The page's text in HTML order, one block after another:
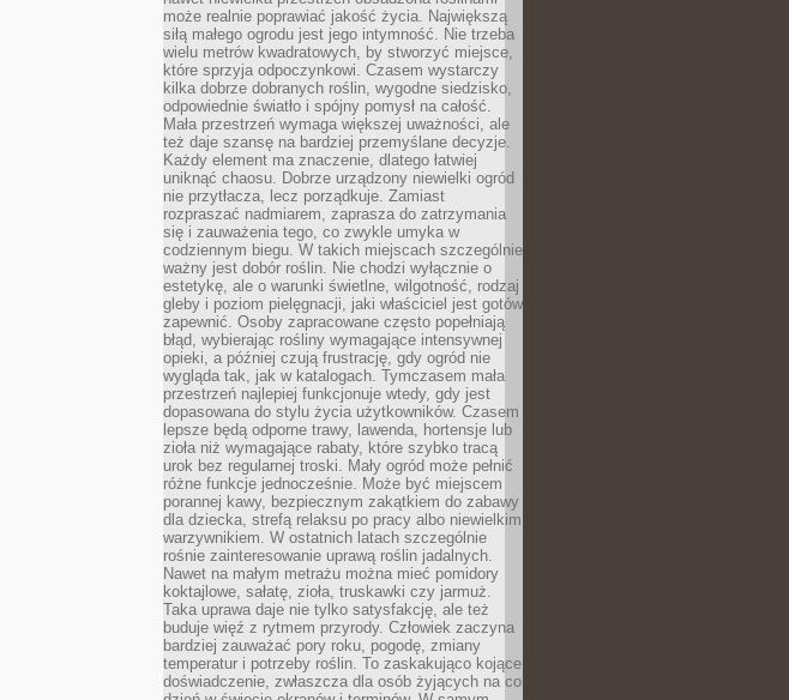
może realnie poprawiać jakość życia. Największą
siłą małego ogrodu jest jego intymność. Nie trzeba
wielu metrów kwadratowych, by stworzyć miejsce,
które sprzyja odpoczynkowi. Czasem wystarczy
kilka dobrze dobranych roślin, wygodne siedzisko,
odpowiednie światło i spójny pomysł na całość.
Mała przestrzeń wymaga większej uważności, ale
też daje szansę na bardziej przemyślane decyzje.
Każdy element ma znaczenie, dlatego łatwiej
uniknąć chaosu. Dobrze urządzony niewielki ogród
nie przytłacza, lecz porządkuje. Zamiast
rozpraszać nadmiarem, zaprasza do zatrzymania
się i zauważenia tego, co zwykle umyka w
codziennym biegu. W takich miejscach szczególnie
ważny jest dobór roślin. Nie chodzi wyłącznie o
estetykę, ale o warunki świetlne, wilgotność, rodzaj
gleby i poziom pielęgnacji, jaki właściciel jest gotów
zapewnić. Osoby zapracowane często popełniają
błąd, wybierając rośliny wymagające intensywnej
opieki, a później czują frustrację, gdy ogród nie
wygląda tak, jak w katalogach. Tymczasem mała
przestrzeń najlepiej funkcjonuje wtedy, gdy jest
dopasowana do stylu życia użytkowników. Czasem
lepsze będą odporne trawy, lawenda, hortensje lub
zioła niż wymagające rabaty, które szybko tracą
urok bez regularnej troski. Mały ogród może pełnić
różne funkcje jednocześnie. Może być miejscem
porannej kawy, bezpiecznym zakątkiem do zabawy
dla dziecka, strefą relaksu po pracy albo niewielkim
warzywnikiem. W ostatnich latach szczególnie
rośnie zainteresowanie uprawą roślin jadalnych.
Nawet na małym metrażu można mieć pomidory
koktajlowe, sałatę, zioła, truskawki czy jarmuż.
Taka uprawa daje nie tylko satysfakcję, ale też
buduje więź z rytmem przyrody. Człowiek zaczyna
bardziej zauważać pory roku, pogodę, zmiany
temperatur i potrzeby roślin. To zaskakująco kojące
doświadczenie, zwłaszcza dla osób żyjących na co